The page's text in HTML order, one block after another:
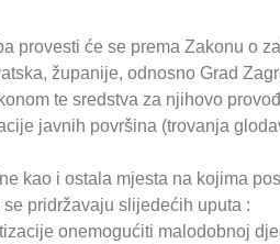
provesti će se prema Zakonu o
županije, odnosno Grad
te sredstva za njihovo
javnih površina (trovanja
kao i ostala mjesta na kojima
pridržavaju slijedećih uputa :
onemogućiti malodobnoj